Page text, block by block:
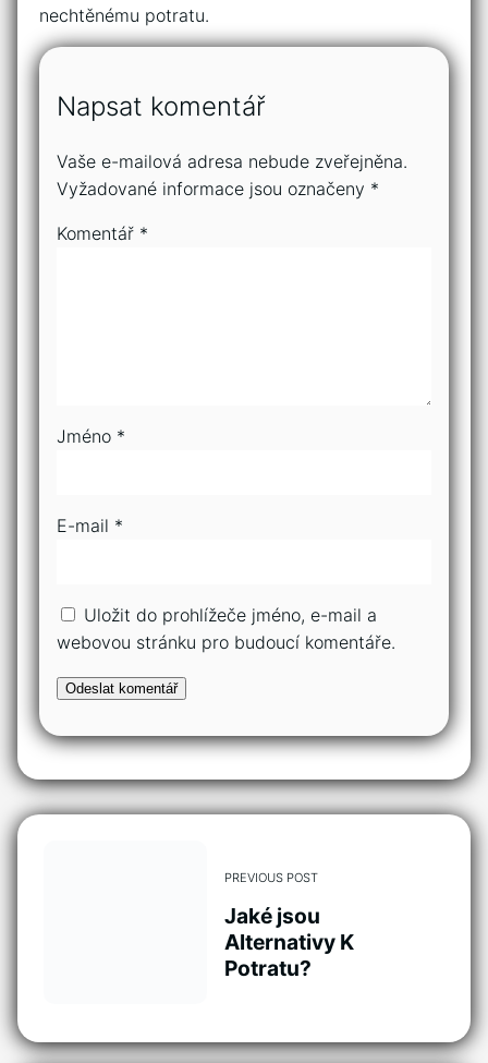
nechtěnému potratu.
Napsat komentář
Vaše e-mailová adresa nebude zveřejněna.
Vyžadované informace jsou označeny *
Komentář *
Jméno *
E-mail *
Uložit do prohlížeče jméno, e-mail a
webovou stránku pro budoucí komentáře.
PREVIOUS POST
Jaké jsou
Alternativy K
Potratu?